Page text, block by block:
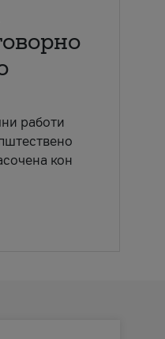
работи
кон